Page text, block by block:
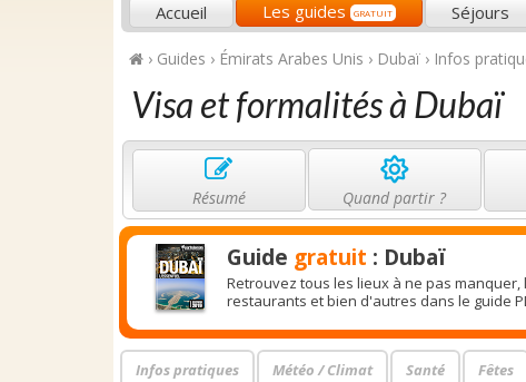
Accueil Les guides GRATUIT Séjours
› Guides › Émirats Arabes Unis › Dubaï › Infos
Visa et formalités à Dubaï
Résumé Quand partir ?
Guide gratuit : Dubaï
Retrouvez tous les lieux à ne pas manquer,
restaurants et bien d'autres dans le guide
Infos pratiques Météo / Climat Santé Fêtes